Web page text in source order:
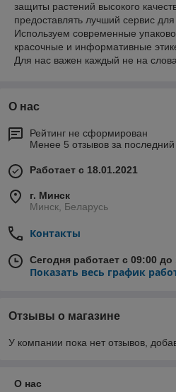
защиты растений высокого
предоставлять лучший сервис
Используем современные
красочные и информативные
Для нас важен каждый не на
О нас
Рейтинг не сформирован
Менее 5 отзывов за последний
Работает с 18.01.2021
г. Минск
Минск, Беларусь
Контакты
Сегодня работает с 09:00 до
Показать весь график
Отзывы о магазине
У компании пока нет отзывов,
О нас